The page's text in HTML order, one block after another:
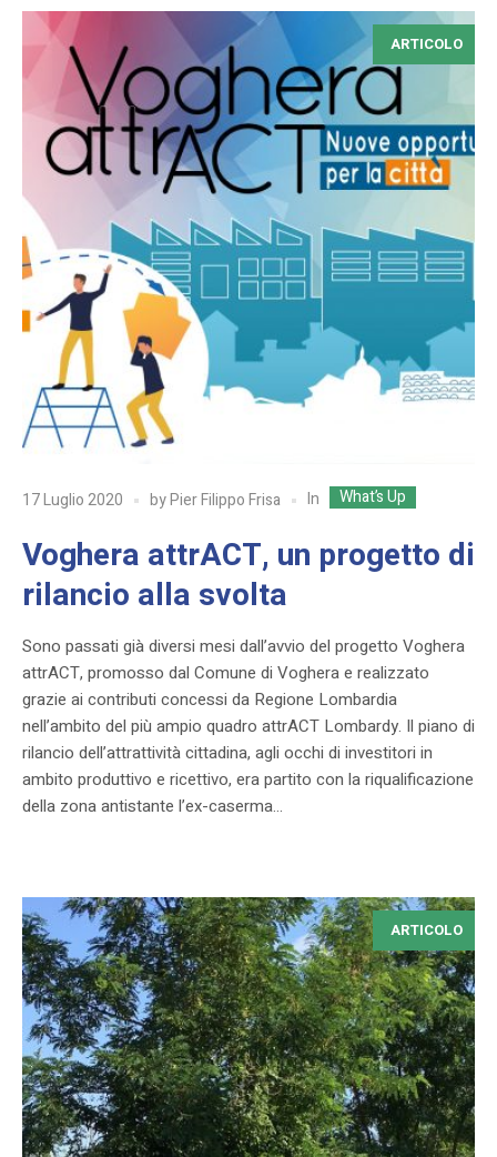
ARTICOLO
17 Luglio 2020 byPier Filippo Frisa In What’s Up
Voghera attrACT, un progetto di
rilancio alla svolta
Sono passati già diversi mesi dall’avvio del progetto Voghera
attrACT, promosso dal Comune di Voghera e realizzato
grazie ai contributi concessi da Regione Lombardia
nell’ambito del più ampio quadro attrACT Lombardy. Il piano di
rilancio dell’attrattività cittadina, agli occhi di investitori in
ambito produttivo e ricettivo, era partito con la riqualificazione
della zona antistante l’ex-caserma...
ARTICOLO